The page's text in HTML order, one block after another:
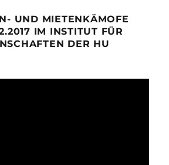
UND MIETENKÄMOFE
IM INSTITUT FÜR
DER HU